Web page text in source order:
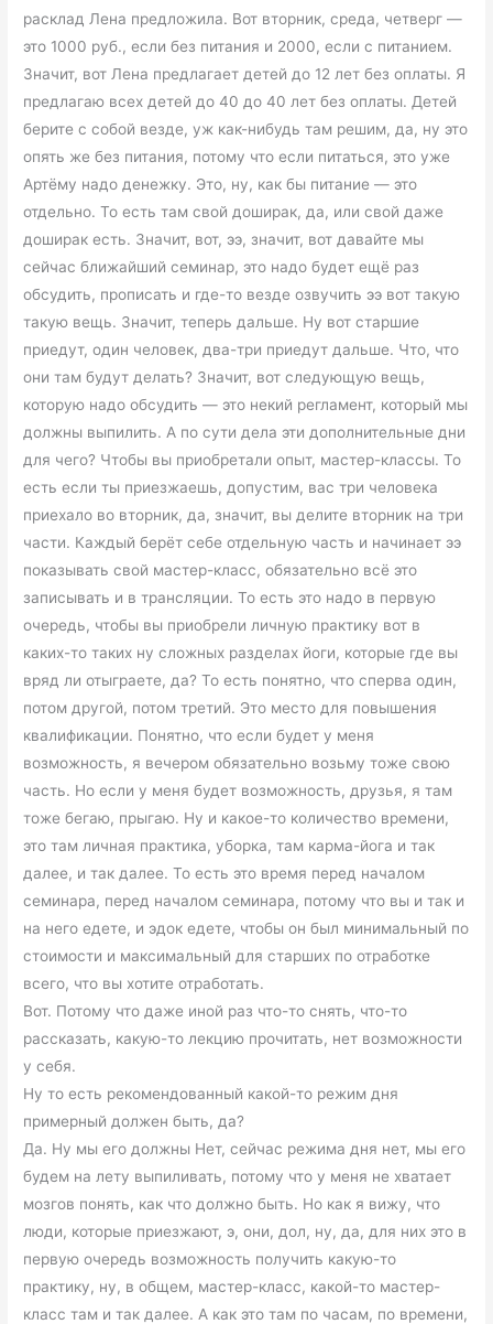
расклад Лена предложила. Вот вторник, среда, четверг —
это 1000 руб., если без питания и 2000, если с питанием.
Значит, вот Лена предлагает детей до 12 лет без оплаты. Я
предлагаю всех детей до 40 до 40 лет без оплаты. Детей
берите с собой везде, уж как-нибудь там решим, да, ну это
опять же без питания, потому что если питаться, это уже
Артёму надо денежку. Это, ну, как бы питание — это
отдельно. То есть там свой доширак, да, или свой даже
доширак есть. Значит, вот, ээ, значит, вот давайте мы
сейчас ближайший семинар, это надо будет ещё раз
обсудить, прописать и где-то везде озвучить ээ вот такую
такую вещь. Значит, теперь дальше. Ну вот старшие
приедут, один человек, два-три приедут дальше. Что, что
они там будут делать? Значит, вот следующую вещь,
которую надо обсудить — это некий регламент, который мы
должны выпилить. А по сути дела эти дополнительные дни
для чего? Чтобы вы приобретали опыт, мастер-классы. То
есть если ты приезжаешь, допустим, вас три человека
приехало во вторник, да, значит, вы делите вторник на три
части. Каждый берёт себе отдельную часть и начинает ээ
показывать свой мастер-класс, обязательно всё это
записывать и в трансляции. То есть это надо в первую
очередь, чтобы вы приобрели личную практику вот в
каких-то таких ну сложных разделах йоги, которые где вы
вряд ли отыграете, да? То есть понятно, что сперва один,
потом другой, потом третий. Это место для повышения
квалификации. Понятно, что если будет у меня
возможность, я вечером обязательно возьму тоже свою
часть. Но если у меня будет возможность, друзья, я там
тоже бегаю, прыгаю. Ну и какое-то количество времени,
это там личная практика, уборка, там карма-йога и так
далее, и так далее. То есть это время перед началом
семинара, перед началом семинара, потому что вы и так и
на него едете, и эдок едете, чтобы он был минимальный по
стоимости и максимальный для старших по отработке
всего, что вы хотите отработать.
Вот. Потому что даже иной раз что-то снять, что-то
рассказать, какую-то лекцию прочитать, нет возможности
у себя.
Ну то есть рекомендованный какой-то режим дня
примерный должен быть, да?
Да. Ну мы его должны Нет, сейчас режима дня нет, мы его
будем на лету выпиливать, потому что у меня не хватает
мозгов понять, как что должно быть. Но как я вижу, что
люди, которые приезжают, э, они, дол, ну, да, для них это в
первую очередь возможность получить какую-то
практику, ну, в общем, мастер-класс, какой-то мастер-
класс там и так далее. А как это там по часам, по времени,